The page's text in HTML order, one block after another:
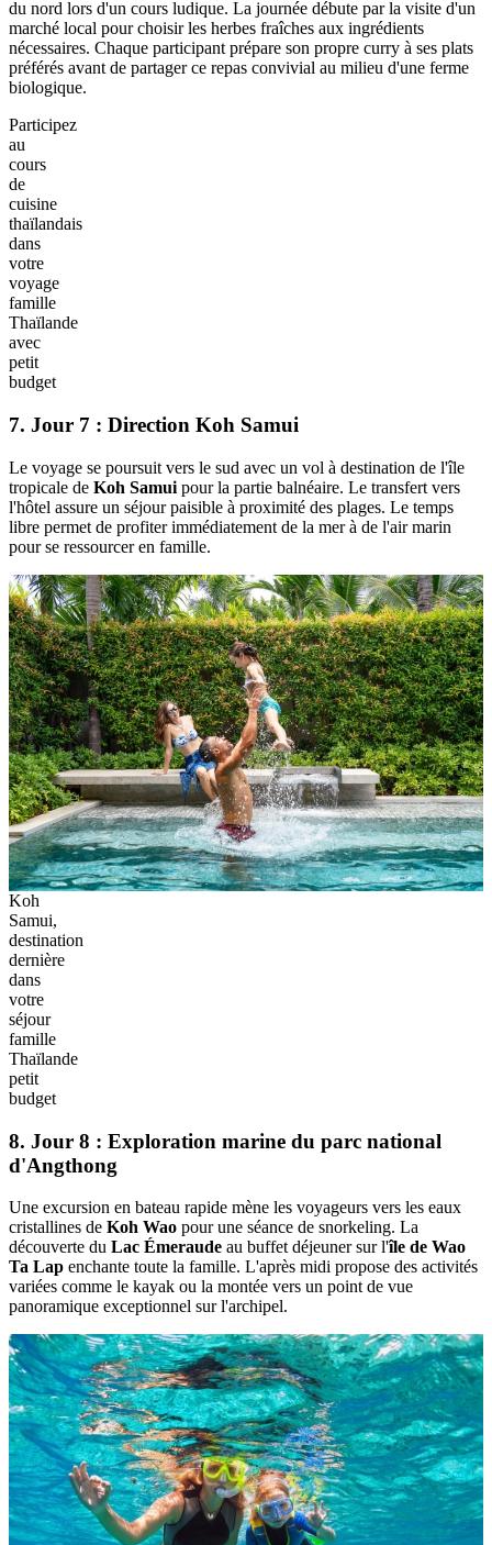
Park
dans
votre
voyage
Thaïlande
pas
cher
avec
des
enfants
6. Jour 6 : Cours de cuisine à la Thai Farm Cooking
School
Les parents apprennent à préparer les classiques de la gastronomie
du nord lors d'un cours ludique. La journée débute par la visite d'un
marché local pour choisir les herbes fraîches aux ingrédients
nécessaires. Chaque participant prépare son propre curry à ses plats
préférés avant de partager ce repas convivial au milieu d'une ferme
Participez
au
cours
de
cuisine
thaïlandais
dans
votre
voyage
famille
Thaïlande
avec
petit
budget
7. Jour 7 : Direction Koh Samui
Le voyage se poursuit vers le sud avec un vol à destination de l'île
l'hôtel assure un séjour paisible à proximité des plages. Le temps
libre permet de profiter immédiatement de la mer à de l'air marin
pour se ressourcer en famille.
Koh